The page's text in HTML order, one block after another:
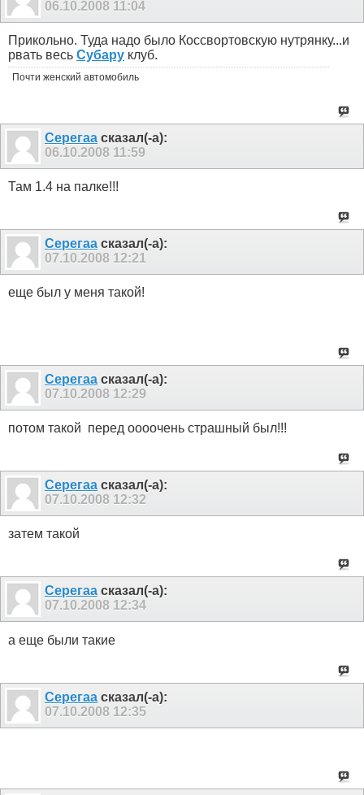
06.10.2008 11:04
Прикольно. Туда надо было Коссвортовскую нутрянку...и
рвать весь Субару клуб.
Почти женский автомобиль
Серегаа сказал(-а):
06.10.2008 11:59
Там 1.4 на палке!!!
Серегаа сказал(-а):
07.10.2008 12:21
еще был у меня такой!
Серегаа сказал(-а):
07.10.2008 12:29
потом такой перед оооочень страшный был!!!
Серегаа сказал(-а):
07.10.2008 12:32
затем такой
Серегаа сказал(-а):
07.10.2008 12:34
а еще были такие
Серегаа сказал(-а):
07.10.2008 12:35